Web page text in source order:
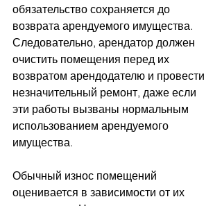
обязательство сохраняется до
возврата арендуемого имущества.
Следовательно, арендатор должен
очистить помещения перед их
возвратом арендодателю и провести
незначительный ремонт, даже если
эти работы вызваны нормальным
использованием арендуемого
имущества.
Обычный износ помещений
оценивается в зависимости от их